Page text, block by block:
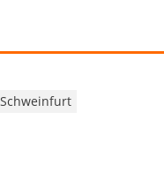
Schweinfurt